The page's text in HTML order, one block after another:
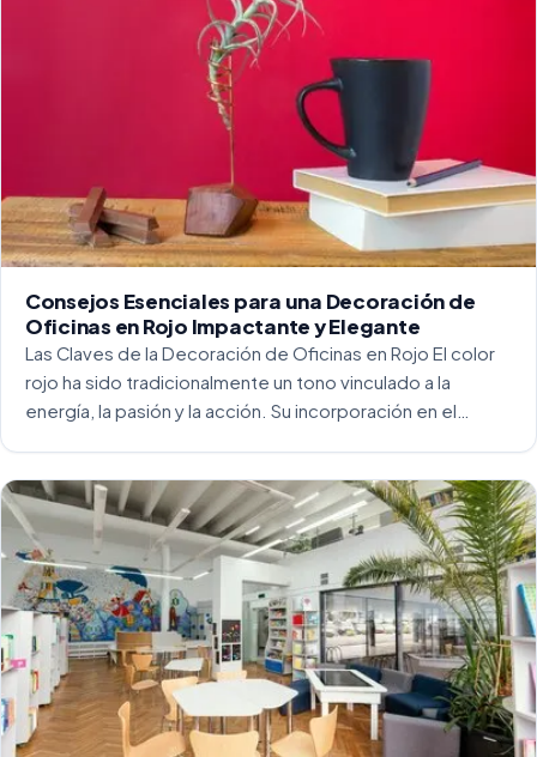
Consejos Esenciales para una Decoración de
Oficinas en Rojo Impactante y Elegante
Las Claves de la Decoración de Oficinas en Rojo El color
rojo ha sido tradicionalmente un tono vinculado a la
energía, la pasión y la acción. Su incorporación en el